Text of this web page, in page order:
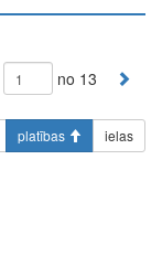
no 13
platības ielas